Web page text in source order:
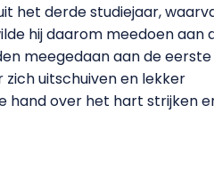
het derde studiejaar,
hij daarom meedoen aan
meegedaan aan de eerste
zich uitschuiven en lekker
hand over het hart strijken